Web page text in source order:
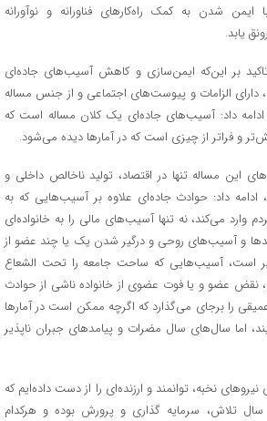
ایمن شدن به کمک راه‌کار‌های فناورانه و نوآورانه
یابد.
بر این‌که ایمن‌سازی و کاهش آسیب‌های جاده‌ای
دارای الزامات و پیوست‌های اجتماعی و از جنس مساله
ادامه داد: آسیب‌های جاده‌ای یک کلان مساله است که
و فراتر از چیزی است که در آمار‌ها دیده می‌شود.
این مساله تنها در اقتصاد، تولید ناخالص داخلی و
داد: حوادث جاده‌ای علاوه بر آسیب‌هایی که به
وارد می‌کند، نه تنها آسیب‌های مالی را به خانواده‌ای
و آسیب‌های روحی و درگیر شدن یک یا چند عضو از
است، آسیب‌هایی که ساحت جامعه را تحت الشعاع
نقض عضو و یا فوت عضوی از خانواده ناشی از حوادث
را برجای می‌گذارد که اگرچه ممکن است در آمار‌ها
اما سال‌های سال مضرات و پیامد‌های جبران ناپذیر
نخبه، توانمند و ارزنده‌ای را از دست داده‌ایم که
سال تلاش، سرمایه گذاری و پرورش بوده و هرکدام